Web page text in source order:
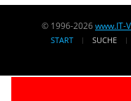
© 1996-2026www.IT-
START SUCHE